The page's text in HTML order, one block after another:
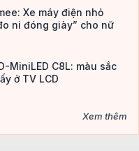
Xe máy điện nhỏ
ni đóng giày” cho nữ
MiniLED C8L: màu sắc
ở TV LCD
Xem thêm